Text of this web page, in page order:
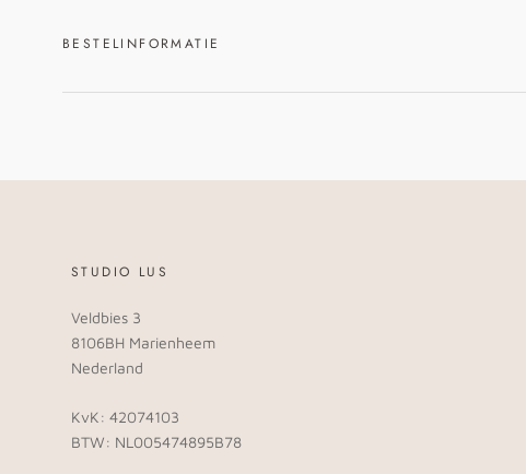
BESTELINFORMATIE
STUDIO LUS
Veldbies 3
8106BH Marienheem
Nederland
KvK: 42074103
BTW: NL005474895B78